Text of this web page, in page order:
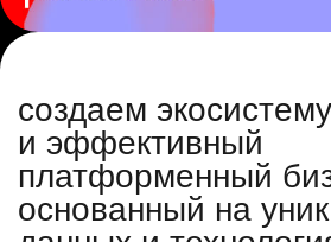
создаем экосистему
и эффективный
платформенный
основанный на